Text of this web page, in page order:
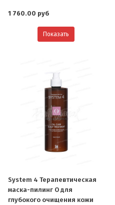
1 760.00 руб
Показать
System 4 Терапевтическая
маска-пилинг O для
глубокого очищения кожи